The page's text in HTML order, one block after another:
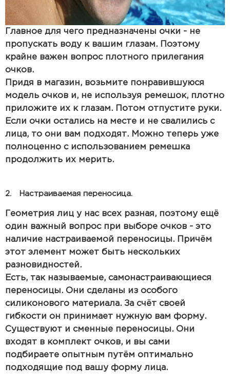
Главное для чего предназначены очки - не
пропускать воду к вашим глазам. Поэтому
крайне важен вопрос плотного прилегания
очков.
Придя в магазин, возьмите понравившуюся
модель очков и, не используя ремешок, плотно
приложите их к глазам. Потом отпустите руки.
Если очки остались на месте и не свалились с
лица, то они вам подходят. Можно теперь уже
полноценно с использованием ремешка
продолжить их мерить.
2. Настраиваемая переносица.
Геометрия лиц у нас всех разная, поэтому ещё
один важный вопрос при выборе очков - это
наличие настраиваемой переносицы. Причём
этот элемент может быть нескольких
разновидностей.
Есть, так называемые, самонастраивающиеся
переносицы. Они сделаны из особого
силиконового материала. За счёт своей
гибкости он принимает нужную вам форму.
Существуют и сменные переносицы. Они
входят в комплект очков, и вы сами
подбираете опытным путём оптимально
подходящие под вашу форму лица.